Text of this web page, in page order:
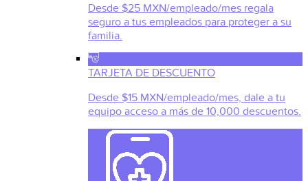
Desde $25 MXN/empleado/mes regala
seguro a tus empleados para proteger a su
familia.
TARJETA DE DESCUENTO
Desde $15 MXN/empleado/mes, dale a tu
equipo acceso a más de 10,000 descuentos.